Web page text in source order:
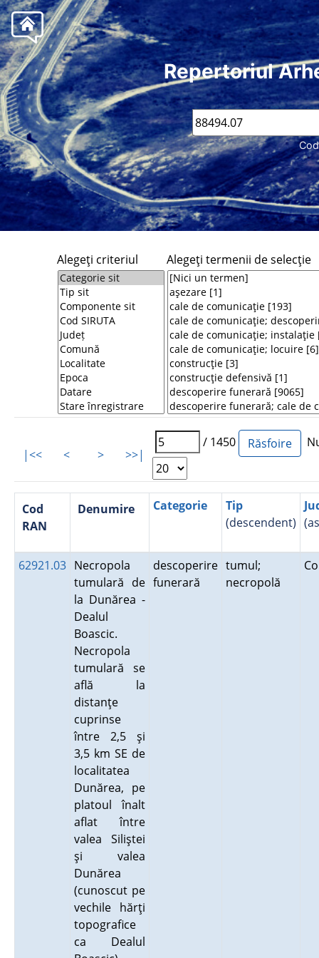
Repertoriul
Cod
Alegeţi criteriul Alegeţi termenii de selecţie
|<< < > >>|
/ 1450
Cod
RAN
Denumire Categorie
Tip
(descendent)
62921.03 Necropola
tumulară de
la Dunărea -
Dealul
Boascic.
Necropola
tumulară se
află la
distanţe
cuprinse
între 2,5 şi
3,5 km SE de
localitatea
Dunărea, pe
platoul înalt
aflat între
valea Siliştei
şi valea
Dunărea
(cunoscut pe
vechile hărţi
topografice
ca Dealul
descoperire
funerară
tumul;
necropolă